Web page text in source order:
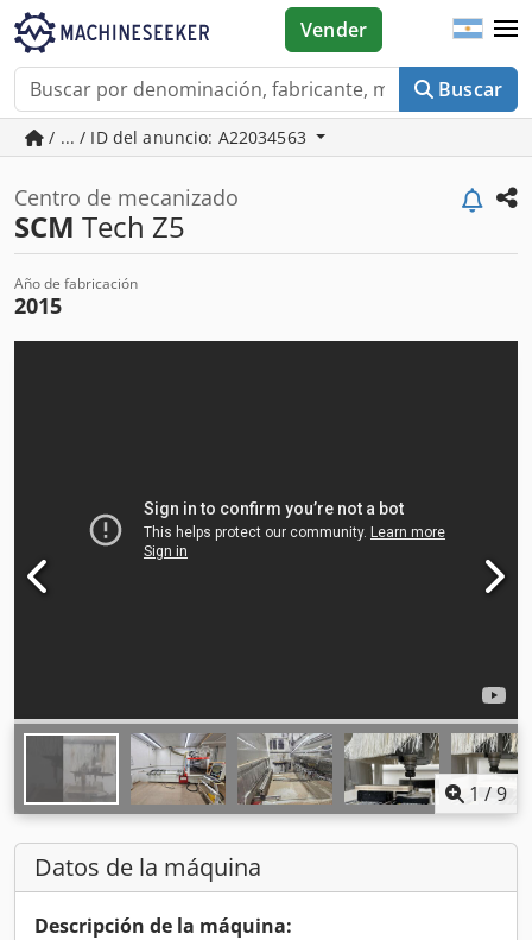
Buscar
Vender
/ ... / ID del anuncio: A22034563
Centro de mecanizado
SCM Tech Z5
Año de fabricación
2015
1 /9
Datos de la máquina
Descripción de la máquina: